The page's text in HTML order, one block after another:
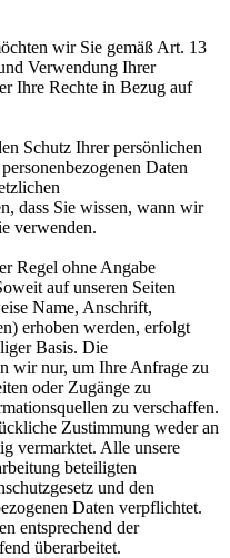
wir Sie gemäß Art. 13
Verwendung Ihrer
Ihre Rechte in Bezug auf
Schutz Ihrer persönlichen
Daten
dass Sie wissen, wann wir
verwenden.
Regel ohne Angabe
auf unseren Seiten
Name, Anschrift,
erhoben werden, erfolgt
Basis. Die
wir nur, um Ihre Anfrage zu
oder Zugänge zu
zu verschaffen.
Zustimmung weder an
vermarktet. Alle unsere
beteiligten
und den
Daten verpflichtet.
entsprechend der
überarbeitet.